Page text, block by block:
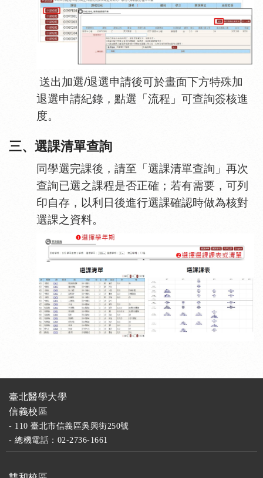
送出加選/退選申請後可於畫面下方特殊加
退選申請紀錄，點選「流程」可查詢簽核進
度。
三、選課清單查詢
同學選完課後，請至「選課清單查詢」再次
查詢已選之課程是否正確；若有需要，可列
印自存，以利日後進行選課確認時做為核對
選課之資料。
臺北醫學大學
信義校區
- 110 臺北市信義區吳興街250號
- 總機電話：02-2736-1661